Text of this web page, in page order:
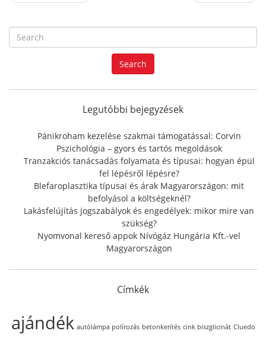
e
a
r
f
r
:
Search
Legutóbbi bejegyzések
Pánikroham kezelése szakmai támogatással: Corvin
Pszichológia – gyors és tartós megoldások
Tranzakciós tanácsadás folyamata és típusai: hogyan épül
fel lépésről lépésre?
Blefaroplasztika típusai és árak Magyarországon: mit
befolyásol a költségeknél?
Lakásfelújítás jogszabályok és engedélyek: mikor mire van
szükség?
Nyomvonal kereső appok Nívógáz Hungária Kft.-vel
Magyarországon
Címkék
ajándék autólámpa polírozás betonkerítés cink biszglicinát Cluedo